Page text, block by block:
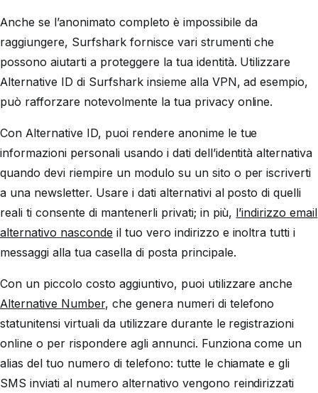
Anche se l’anonimato completo è impossibile da
raggiungere, Surfshark fornisce vari strumenti che
possono aiutarti a proteggere la tua identità. Utilizzare
Alternative ID di Surfshark insieme alla VPN, ad esempio,
può rafforzare notevolmente la tua privacy online.
Con Alternative ID, puoi rendere anonime le tue
informazioni personali usando i dati dell’identità alternativa
quando devi riempire un modulo su un sito o per iscriverti
a una newsletter. Usare i dati alternativi al posto di quelli
reali ti consente di mantenerli privati; in più, l’indirizzo email
alternativo nasconde il tuo vero indirizzo e inoltra tutti i
messaggi alla tua casella di posta principale.
Con un piccolo costo aggiuntivo, puoi utilizzare anche
Alternative Number, che genera numeri di telefono
statunitensi virtuali da utilizzare durante le registrazioni
online o per rispondere agli annunci. Funziona come un
alias del tuo numero di telefono: tutte le chiamate e gli
SMS inviati al numero alternativo vengono reindirizzati